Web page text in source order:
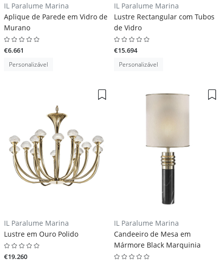
IL Paralume Marina
Aplique de Parede em Vidro de
Murano
€6.661
Personalizável
IL Paralume Marina
Lustre Rectangular com Tubos
de Vidro
€15.694
Personalizável
IL Paralume Marina
Lustre em Ouro Polido
€19.260
IL Paralume Marina
Candeeiro de Mesa em
Mármore Black Marquinia